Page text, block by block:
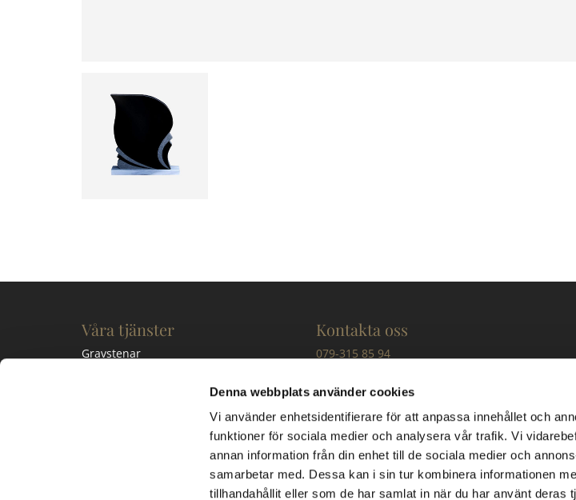
Denna webbplats använder cookies
Vi använder enhetsidentifierare för att anpassa innehållet och
funktioner för sociala medier och analysera vår trafik. Vi
annan information från din enhet till de sociala medier och
samarbetar med. Dessa kan i sin tur kombinera informationen
tillhandahållit eller som de har samlat in när du har använt deras
Våra tjänster
Gravstenar
Kontakta oss
079-315 85 94
Besök Granit & Marmorgruppen AB
Södra Möinge 7130
268 74 Billeberga